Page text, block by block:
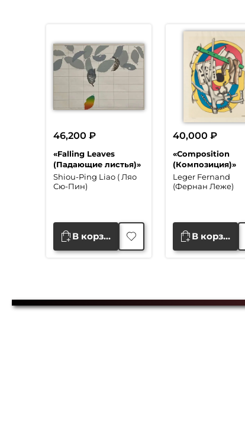
«Falling Leaves
(Падающие листья)»
Shiou-Ping Liao ( Ляо
Сю-Пин)
46,200₽
В корзину
«Composition
(Композиция)»
Leger Fernand
(Фернан Леже)
40,000 ₽
В корзину